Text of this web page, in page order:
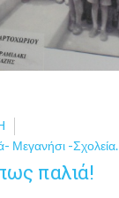
Μεγανήσι -Σχολεία.
παλιά!